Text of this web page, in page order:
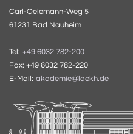
Carl-Oelemann-Weg 5
61231 Bad Nauheim
Tel: +49 6032 782-200
Fax: +49 6032 782-220
E-Mail: akademie@laekh.de